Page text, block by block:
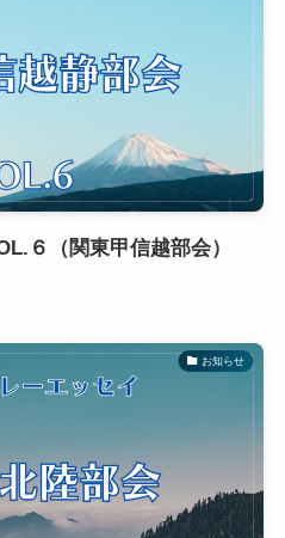
６（関東甲信越部会）
お知らせ